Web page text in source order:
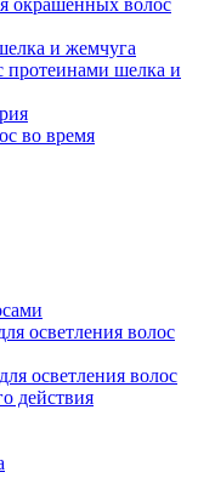
окрашенных волос
и жемчуга
протеинами шелка и
во время
осветления волос
осветления волос
действия